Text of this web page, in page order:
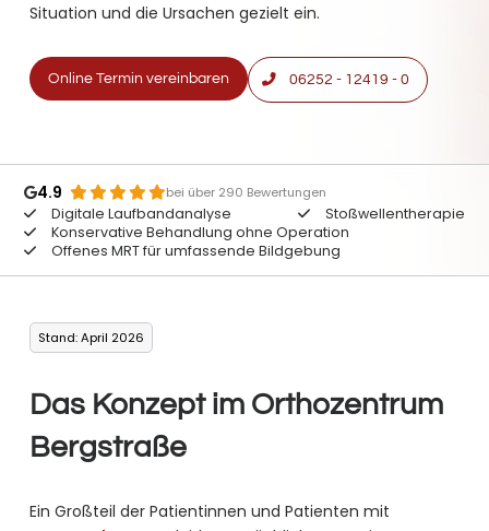
Situation und die Ursachen gezielt ein.
Online Termin vereinbaren 06252 - 12419 - 0
4.9 bei über 290 Bewertungen
Digitale Laufbandanalyse
Stoßwellentherapie
Konservative Behandlung ohne Operation
Offenes MRT für umfassende Bildgebung
Stand: April 2026
Das Konzept im Orthozentrum
Bergstraße
Ein Großteil der Patientinnen und Patienten mit